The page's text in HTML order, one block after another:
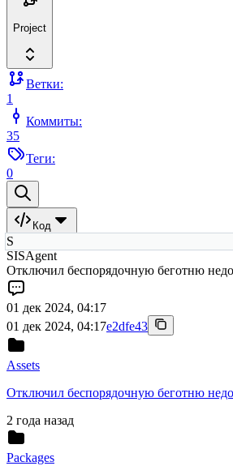
Project
Ветки:
1
Коммиты:
35
Теги:
0
Код
S
SISAgent
Отключил беспорядочную беготню
01 дек 2024, 04:17
01 дек 2024, 04:17e2dfe43
Assets
Отключил беспорядочную беготню
2 года назад
Packages